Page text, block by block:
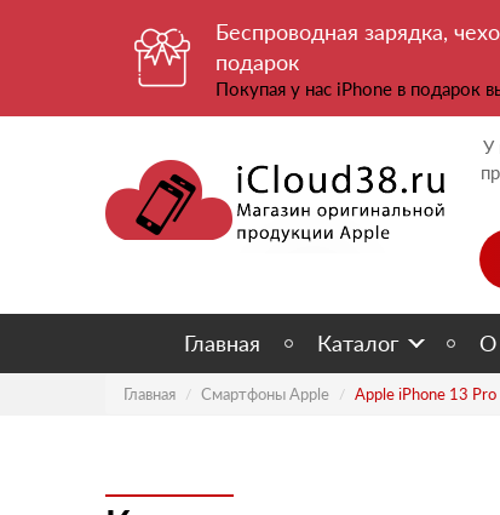
Беспроводная зарядка,
подарок
Покупая у нас iPhone в подарок
У
Главная Каталог О
Главная Смартфоны Apple Apple iPhone 13 Pro